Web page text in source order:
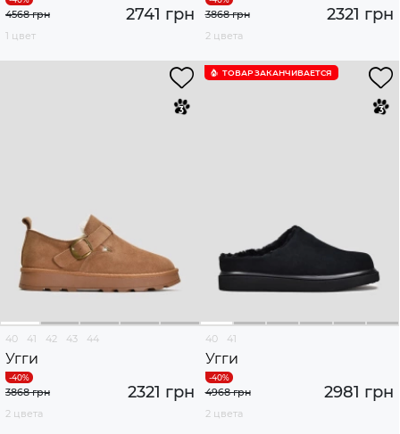
2741 грн
4568 грн
1 цвет
2321 грн
3868 грн
2 цвета
40 41 42 43 44
Угги
2321 грн
3868 грн
2 цвета
ТОВАР ЗАКАНЧИВАЕТСЯ
40 41
Угги
2981 грн
4968 грн
2 цвета